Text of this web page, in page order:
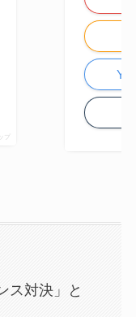
プ
ス対決」と